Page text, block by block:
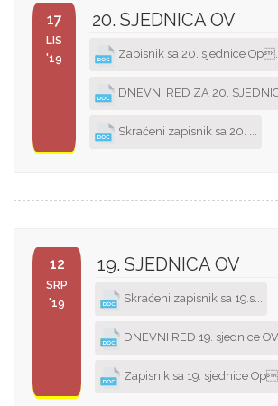
17
LIS
'19
20. SJEDNICA OV
Zapisnik sa 20. sjednice
DNEVNI RED ZA 20.
Skraćeni zapisnik sa 20. ...
12
SRP
'19
19. SJEDNICA OV
Skraćeni zapisnik sa 19.s...
DNEVNI RED 19. sjednice OV
Zapisnik sa 19. sjednice